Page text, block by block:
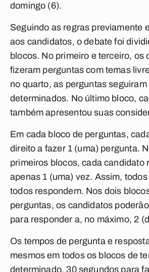
domingo (6).
Seguindo as regras previamente
aos candidatos, o debate foi
blocos. No primeiro e terceiro, os
fizeram perguntas com temas
no quarto, as perguntas
determinados. No último bloco,
também apresentou suas
Em cada bloco de perguntas,
direito a fazer 1 (uma) pergunta.
primeiros blocos, cada candidato
apenas 1 (uma) vez. Assim,
todos respondem. Nos dois
perguntas, os candidatos
para responder a, no máximo, 2
Os tempos de pergunta e
mesmos em todos os blocos de
determinado, 30 segundos para